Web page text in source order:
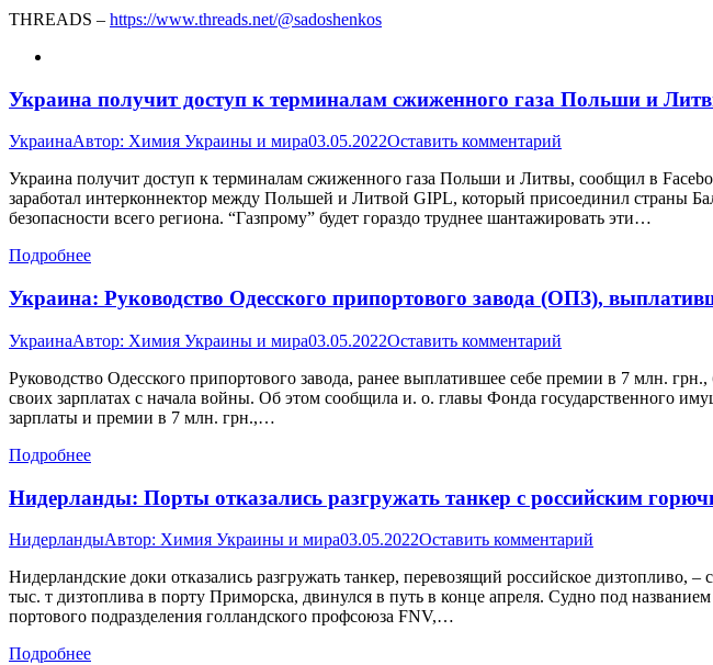
THREADS – https://www.threads.net/@sadoshenkos
Украина получит доступ к терминалам сжиженного газа Польши и
УкраинаАвтор: Химия Украины и мира03.05.2022Оставить комментарий
Украина получит доступ к терминалам сжиженного газа Польши и Литвы, сообщил в
заработал интерконнектор между Польшей и Литвой GIPL, который присоединил страны
безопасности всего региона. “Газпрому” будет гораздо труднее шантажировать эти…
Подробнее
Украина: Руководство Одесского припортового завода (ОПЗ),
УкраинаАвтор: Химия Украины и мира03.05.2022Оставить комментарий
Руководство Одесского припортового завода, ранее выплатившее себе премии в 7 млн.
своих зарплатах с начала войны. Об этом сообщила и. о. главы Фонда государственного
зарплаты и премии в 7 млн. грн.,…
Подробнее
Нидерланды: Порты отказались разгружать танкер с российским
НидерландыАвтор: Химия Украины и мира03.05.2022Оставить комментарий
Нидерландские доки отказались разгружать танкер, перевозящий российское
тыс. т дизтоплива в порту Приморска, двинулся в путь в конце апреля. Судно под
портового подразделения голландского профсоюза FNV,…
Подробнее